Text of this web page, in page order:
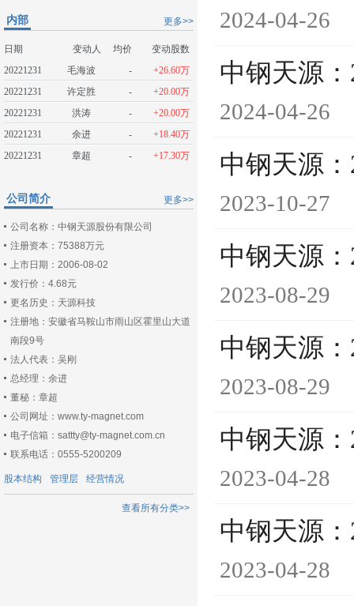
更多>>
内部
日期 变动人 均价
变动股数
20221231
毛海波 -
+26.60万
20221231
许定胜 -
+20.00万
20221231
洪涛 -
+20.00万
20221231
余进 -
+18.40万
20221231
章超 - +17.30万
更多>>
公司简介
公司名称：中钢天源股份有限公司
注册资本：75388万元
上市日期：2006-08-02
发行价：4.68元
更名历史：天源科技
注册地：安徽省马鞍山市雨山区霍里山大道
南段9号
法人代表：吴刚
总经理：余进
董秘：章超
公司网址：www.ty-magnet.com
电子信箱：sattty@ty-magnet.com.cn
联系电话：0555-5200209
股本结构 管理层 经营情况
查看所有分类>>
2024-04-26
中钢天源
2024-04-26
中钢天源
2023-10-27
中钢天源
2023-08-29
中钢天源
2023-08-29
中钢天源
2023-04-28
中钢天源
2023-04-28